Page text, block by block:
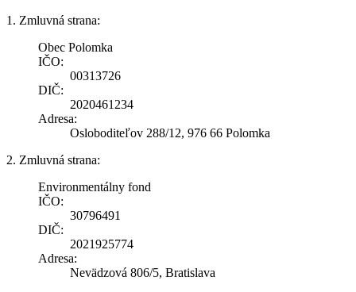
1. Zmluvná strana:
Obec Polomka
IČO:
00313726
DIČ:
2020461234
Adresa:
Osloboditeľov 288/12, 976 66 Polomka
2. Zmluvná strana:
Environmentálny fond
IČO:
30796491
DIČ:
2021925774
Adresa:
Nevädzová 806/5, Bratislava